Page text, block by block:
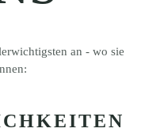
an - wo sie